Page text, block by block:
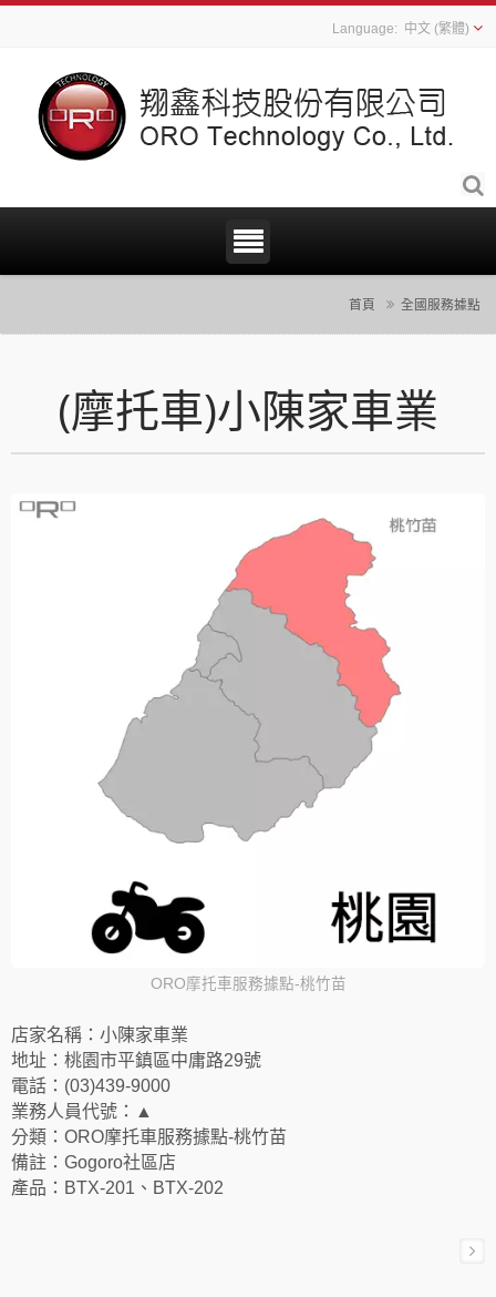
中文 (繁體)
首頁 全國服務據點
(摩托車)小陳家車業
ORO摩托車服務據點-桃竹苗
店家名稱：小陳家車業
地址：桃園市平鎮區中庸路29號
電話：(03)439-9000
業務人員代號：▲
分類：ORO摩托車服務據點-桃竹苗
備註：Gogoro社區店
產品：BTX-201、BTX-202